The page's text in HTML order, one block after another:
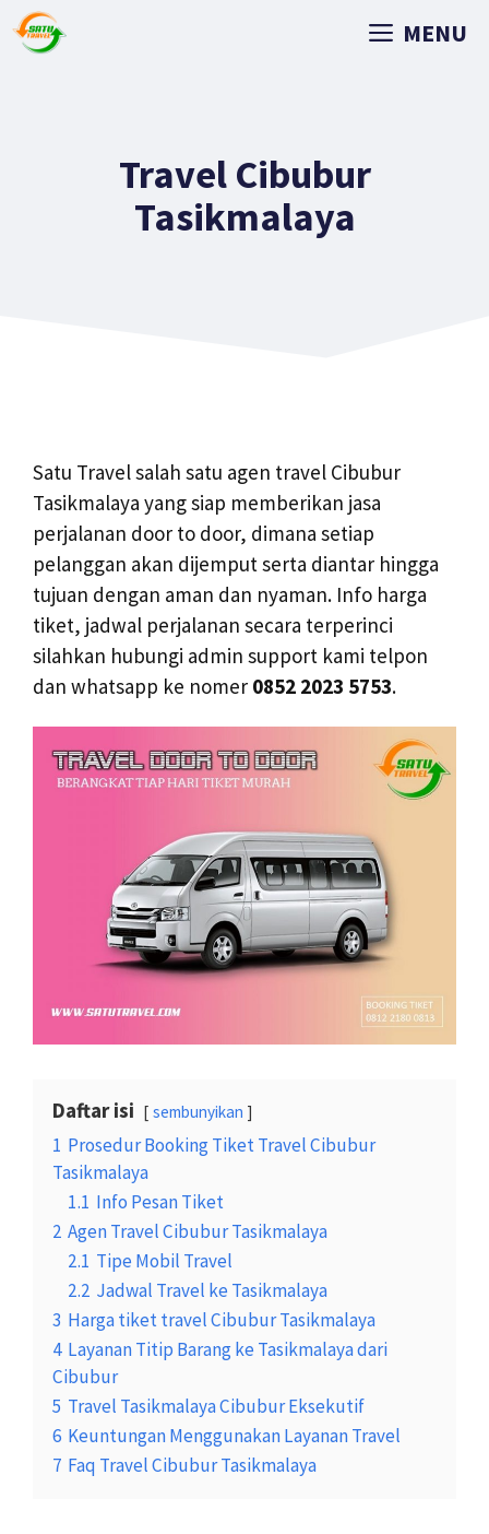
MENU
Travel Cibubur
Tasikmalaya
Satu Travel salah satu agen travel Cibubur
Tasikmalaya yang siap memberikan jasa
perjalanan door to door, dimana setiap
pelanggan akan dijemput serta diantar hingga
tujuan dengan aman dan nyaman. Info harga
tiket, jadwal perjalanan secara terperinci
silahkan hubungi admin support kami telpon
dan whatsapp ke nomer 0852 2023 5753.
Daftar isi sembunyikan
1 Prosedur Booking Tiket Travel Cibubur
Tasikmalaya
1.1 Info Pesan Tiket
2 Agen Travel Cibubur Tasikmalaya
2.1 Tipe Mobil Travel
2.2 Jadwal Travel ke Tasikmalaya
3 Harga tiket travel Cibubur Tasikmalaya
4 Layanan Titip Barang ke Tasikmalaya dari
Cibubur
5 Travel Tasikmalaya Cibubur Eksekutif
6 Keuntungan Menggunakan Layanan Travel
7 Faq Travel Cibubur Tasikmalaya